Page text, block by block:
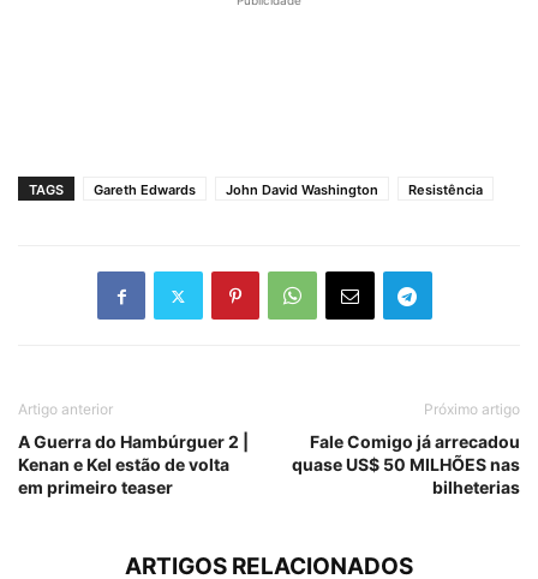
TAGS Gareth Edwards John David Washington Resistência
Artigo anterior
A Guerra do Hambúrguer 2 |
Kenan e Kel estão de volta
em primeiro teaser
Próximo artigo
Fale Comigo já arrecadou
quase US$ 50 MILHÕES nas
bilheterias
ARTIGOS RELACIONADOS